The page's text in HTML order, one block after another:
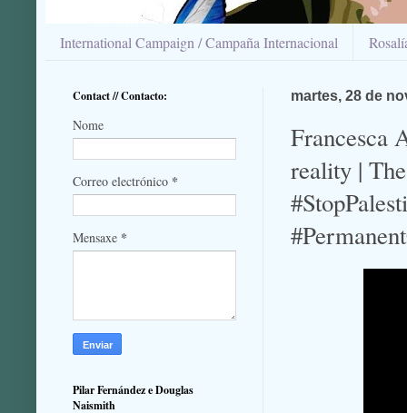
International Campaign / Campaña Internacional
martes, 28 de
Francesca
reality |
Contact // Contacto:
Nome
Correo electrónico *
Mensaxe *
Pilar Fernández e Douglas
Naismith